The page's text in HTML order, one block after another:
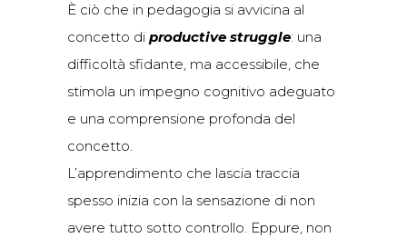
È ciò che in pedagogia si avvicina al
concetto di productive struggle: una
difficoltà sfidante, ma accessibile, che
stimola un impegno cognitivo adeguato
e una comprensione profonda del
concetto.
L’apprendimento che lascia traccia
spesso inizia con la sensazione di non
avere tutto sotto controllo. Eppure, non